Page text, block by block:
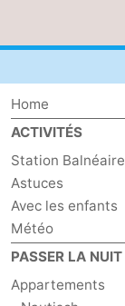
Oosterschelde
Burgh
Haamstede
-
Nature
Kop
van
Schouwen
Météo
Contact
Home
ACTIVITÉS
Station Balnéaire
Astuces
Avec les enfants
Météo
PASSER LA NUIT
Appartements